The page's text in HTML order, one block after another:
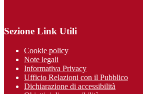
Sezione Link Utili
Cookie policy
Note legali
Informativa Privacy
Ufficio Relazioni con il Pubblico
Dichiarazione di accessibilità